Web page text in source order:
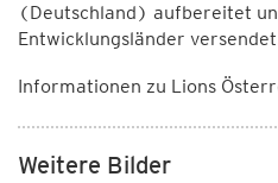
(Deutschland) aufbereitet
Entwicklungsländer
Informationen zu Lions
Weitere Bilder